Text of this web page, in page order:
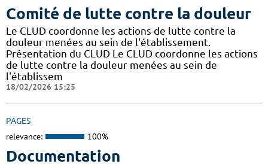
Comité de lutte contre la douleur
Le CLUD coordonne les actions de lutte contre la
douleur menées au sein de l'établissement.
Présentation du CLUD Le CLUD coordonne les actions
de lutte contre la douleur menées au sein de
l'établissem
18/02/2026 15:25
PAGES
relevance: 100%
Documentation